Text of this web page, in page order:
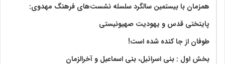
همزمان با بیستمین سالگرد سلسله نشست‌های فرهنگ مهدوی:‌
پایتختی قدس و یهودیت صهیونیستی
طوفان از جا کنده شده است!
بخش اول : بنی اسرائیل، بنی اسماعیل و آخرالزمان